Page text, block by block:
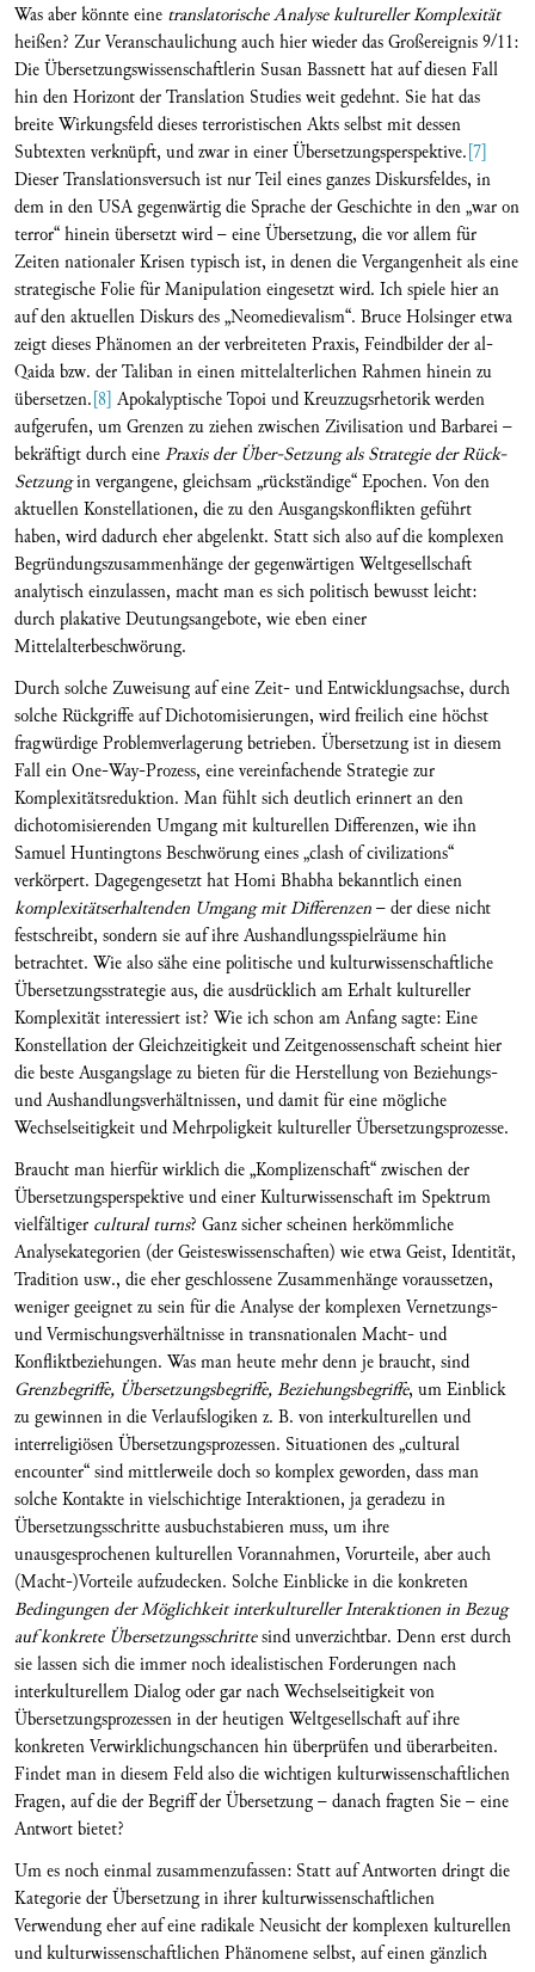
Was aber könnte eine translatorische Analyse kultureller Komplexität
heißen? Zur Veranschaulichung auch hier wieder das Großereignis 9/11:
Die Übersetzungswissenschaftlerin Susan Bassnett hat auf diesen Fall
hin den Horizont der Translation Studies weit gedehnt. Sie hat das
breite Wirkungsfeld dieses terroristischen Akts selbst mit dessen
Subtexten verknüpft, und zwar in einer Übersetzungsperspektive.[7]
Dieser Translationsversuch ist nur Teil eines ganzes Diskursfeldes, in
dem in den USA gegenwärtig die Sprache der Geschichte in den „war on
terror“ hinein übersetzt wird – eine Übersetzung, die vor allem für
Zeiten nationaler Krisen typisch ist, in denen die Vergangenheit als eine
strategische Folie für Manipulation eingesetzt wird. Ich spiele hier an
auf den aktuellen Diskurs des „Neomedievalism“. Bruce Holsinger etwa
zeigt dieses Phänomen an der verbreiteten Praxis, Feindbilder der al-
Qaida bzw. der Taliban in einen mittelalterlichen Rahmen hinein zu
übersetzen.[8] Apokalyptische Topoi und Kreuzzugsrhetorik werden
aufgerufen, um Grenzen zu ziehen zwischen Zivilisation und Barbarei –
bekräftigt durch einePraxis der Über-Setzung als Strategie der Rück-
Setzungin vergangene, gleichsam „rückständige“ Epochen. Von den
aktuellen Konstellationen, die zu den Ausgangskonflikten geführt
haben, wird dadurch eher abgelenkt. Statt sich also auf die komplexen
Begründungszusammenhänge der gegenwärtigen Weltgesellschaft
analytisch einzulassen, macht man es sich politisch bewusst leicht:
durch plakative Deutungsangebote, wie eben einer
Mittelalterbeschwörung.
Durch solche Zuweisung auf eine Zeit- und Entwicklungsachse, durch
solche Rückgriffe auf Dichotomisierungen, wird freilich eine höchst
fragwürdige Problemverlagerung betrieben. Übersetzung ist in diesem
Fall ein One-Way-Prozess, eine vereinfachende Strategie zur
Komplexitätsreduktion. Man fühlt sich deutlich erinnert an den
dichotomisierenden Umgang mit kulturellen Differenzen, wie ihn
Samuel Huntingtons Beschwörung eines „clash of civilizations“
verkörpert. Dagegengesetzt hat Homi Bhabha bekanntlich einen
komplexitätserhaltenden Umgang mit Differenzen– der diese nicht
festschreibt, sondern sie auf ihre Aushandlungsspielräume hin
betrachtet. Wie also sähe eine politische und kulturwissenschaftliche
Übersetzungsstrategie aus, die ausdrücklich am Erhalt kultureller
Komplexität interessiert ist? Wie ich schon am Anfang sagte: Eine
Konstellation der Gleichzeitigkeit und Zeitgenossenschaft scheint hier
die beste Ausgangslage zu bieten für die Herstellung von Beziehungs-
und Aushandlungsverhältnissen, und damit für eine mögliche
Wechselseitigkeit und Mehrpoligkeit kultureller Übersetzungsprozesse.
Braucht man hierfür wirklich die „Komplizenschaft“ zwischen der
Übersetzungsperspektive und einer Kulturwissenschaft im Spektrum
vielfältiger cultural turns? Ganz sicher scheinen herkömmliche
Analysekategorien (der Geisteswissenschaften) wie etwa Geist, Identität,
Tradition usw., die eher geschlossene Zusammenhänge voraussetzen,
weniger geeignet zu sein für die Analyse der komplexen Vernetzungs-
und Vermischungsverhältnisse in transnationalen Macht- und
Konfliktbeziehungen. Was man heute mehr denn je braucht, sind
Grenzbegriffe, Übersetzungsbegriffe, Beziehungsbegriffe, um Einblick
zu gewinnen in die Verlaufslogiken z. B. von interkulturellen und
interreligiösen Übersetzungsprozessen. Situationen des „cultural
encounter“ sind mittlerweile doch so komplex geworden, dass man
solche Kontakte in vielschichtige Interaktionen, ja geradezu in
Übersetzungsschritte ausbuchstabieren muss, um ihre
unausgesprochenen kulturellen Vorannahmen, Vorurteile, aber auch
(Macht-)Vorteile aufzudecken. Solche Einblicke in die konkreten
Bedingungen der Möglichkeit interkultureller Interaktionen in Bezug
auf konkrete Übersetzungsschrittesind unverzichtbar. Denn erst durch
sie lassen sich die immer noch idealistischen Forderungen nach
interkulturellem Dialog oder gar nach Wechselseitigkeit von
Übersetzungsprozessen in der heutigen Weltgesellschaft auf ihre
konkreten Verwirklichungschancen hin überprüfen und überarbeiten.
Findet man in diesem Feld also die wichtigen kulturwissenschaftlichen
Fragen, auf die der Begriff der Übersetzung – danach fragten Sie – eine
Antwort bietet?
Um es noch einmal zusammenzufassen: Statt auf Antworten dringt die
Kategorie der Übersetzung in ihrer kulturwissenschaftlichen
Verwendung eher auf eine radikale Neusicht der komplexen kulturellen
und kulturwissenschaftlichen Phänomene selbst, auf einen gänzlich